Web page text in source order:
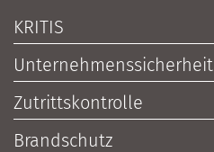
KRITIS
Unternehmenssicherheit
Zutrittskontrolle
Brandschutz